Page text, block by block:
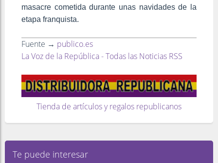
masacre cometida durante unas navidades de la
etapa franquista.
Fuente → publico.es
La Voz de la República - Todas las Noticias RSS
Tienda de artículos y regalos republicanos
Te puede interesar